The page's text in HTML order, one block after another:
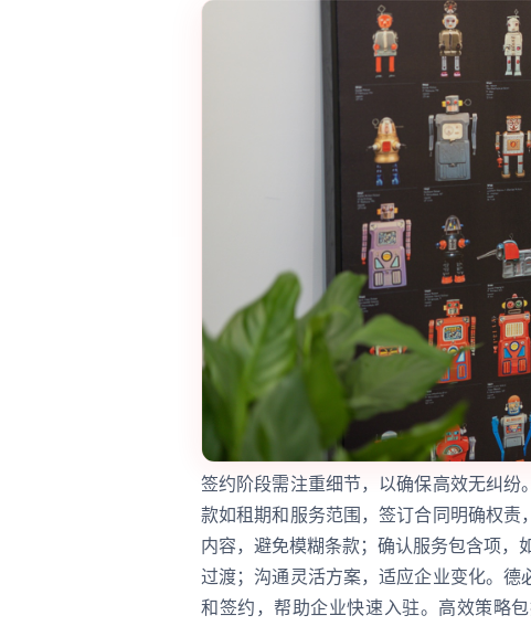
签约阶段需注重细节，以确保高效无纠
款如租期和服务范围，签订合同明确权
内容，避免模糊条款；确认服务包含项
过渡；沟通灵活方案，适应企业变化。德
和签约，帮助企业快速入驻。高效策略